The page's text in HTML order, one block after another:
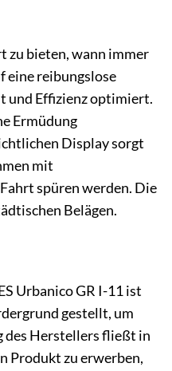
zu bieten, wann immer
eine reibungslose
und Effizienz optimiert.
Ermüdung
Display sorgt
mit
spüren werden. Die
Belägen.
Urbanico GR I-11 ist
gestellt, um
des Herstellers fließt in
Produkt zu erwerben,